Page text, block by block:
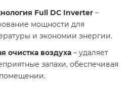
Full DC Inverter –
мощности для
и экономии энергии.​
очистка воздуха – удаляет
запахи, обеспечивая